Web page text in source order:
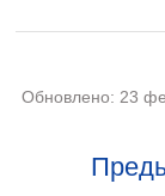
Обновлено: 23